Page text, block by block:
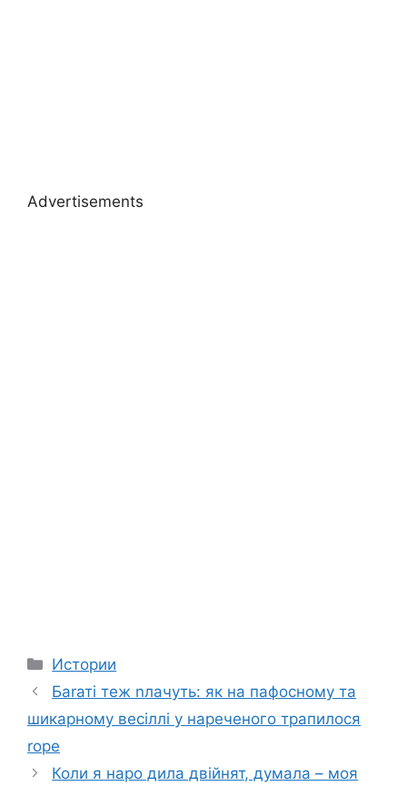
Advertisements
Categories
Истории
Баrаті теж nлачуть: як на пафосному та
шикарному весіллі у нареченого трапилося
rоре
Коли я наро дила двійнят, думала – моя